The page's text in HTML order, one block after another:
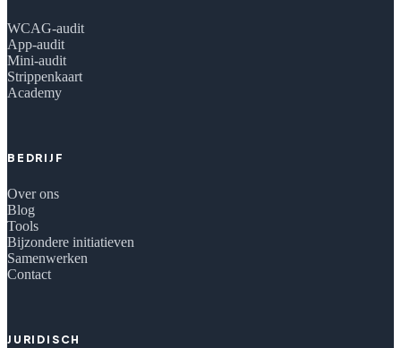
WCAG-audit
App-audit
Mini-audit
Strippenkaart
Academy
BEDRIJF
Over ons
Blog
Tools
Bijzondere initiatieven
Samenwerken
Contact
JURIDISCH